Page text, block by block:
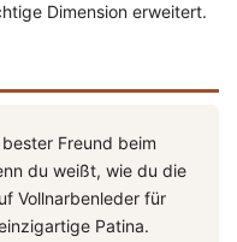
Dimension erweitert.
Freund beim
du weißt, wie du die
Vollnarbenleder für
Patina.